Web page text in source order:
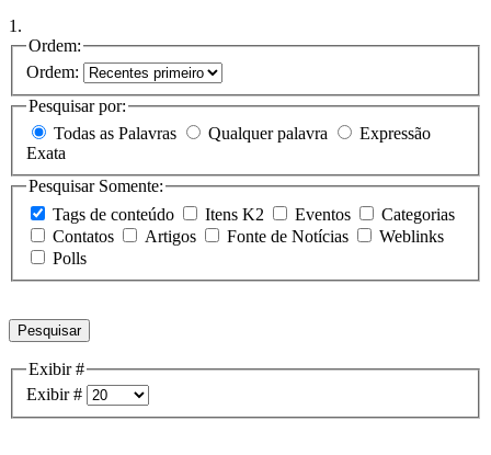
1.
Ordem:
Ordem:
Pesquisar por:
Todas as Palavras
Qualquer palavra
Exata
Pesquisar Somente:
Tags de conteúdo
Itens K2 Eventos
Categorias
Contatos
Artigos Fonte de Notícias
Weblinks
Polls
Pesquisar
Exibir #
Exibir #